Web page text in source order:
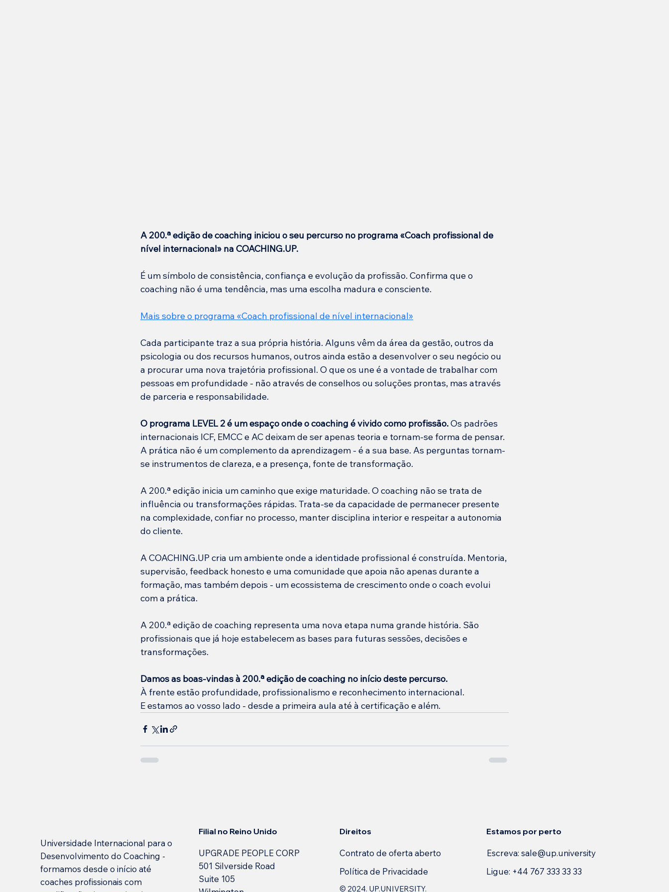
A 200.ª edição de coaching iniciou o seu percurso no programa «Coach profissional de
nível internacional» na COACHING.UP.
É um símbolo de consistência, confiança e evolução da profissão. Confirma que o
coaching não é uma tendência, mas uma escolha madura e consciente.
Mais sobre o programa «Coach profissional de nível internacional»
Cada participante traz a sua própria história. Alguns vêm da área da gestão, outros da
psicologia ou dos recursos humanos, outros ainda estão a desenvolver o seu negócio ou
a procurar uma nova trajetória profissional. O que os une é a vontade de trabalhar com
pessoas em profundidade - não através de conselhos ou soluções prontas, mas através
de parceria e responsabilidade.
O programa LEVEL 2 é um espaço onde o coaching é vivido como profissão. Os padrões
internacionais ICF, EMCC e AC deixam de ser apenas teoria e tornam-se forma de pensar.
A prática não é um complemento da aprendizagem - é a sua base. As perguntas tornam-
se instrumentos de clareza, e a presença, fonte de transformação.
A 200.ª edição inicia um caminho que exige maturidade. O coaching não se trata de
influência ou transformações rápidas. Trata-se da capacidade de permanecer presente
na complexidade, confiar no processo, manter disciplina interior e respeitar a autonomia
do cliente.
A COACHING.UP cria um ambiente onde a identidade profissional é construída. Mentoria,
supervisão, feedback honesto e uma comunidade que apoia não apenas durante a
formação, mas também depois - um ecossistema de crescimento onde o coach evolui
com a prática.
A 200.ª edição de coaching representa uma nova etapa numa grande história. São
profissionais que já hoje estabelecem as bases para futuras sessões, decisões e
transformações.
Damos as boas-vindas à 200.ª edição de coaching no início deste percurso.
À frente estão profundidade, profissionalismo e reconhecimento internacional.
E estamos ao vosso lado - desde a primeira aula até à certificação e além.
Universidade Internacional para o
Desenvolvimento do Coaching -
formamos desde o início até
coaches profissionais com
Filial no Reino Unido
UPGRADE PEOPLE CORP
501 Silverside Road
Suite 105
Direitos
Contrato de oferta aberto
Política de Privacidade
© 2024. UP.UNIVERSITY.
Estamos por perto
Escreva: sale@up.university
Ligue: +44 767 333 33 33